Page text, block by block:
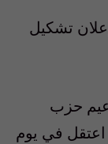
تشكيل
حزب
في يوم